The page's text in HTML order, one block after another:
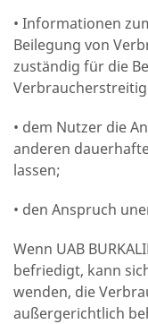
• Informationen
Beilegung von
zuständig für die
• dem Nutzer die
anderen
lassen;
• den Anspruch
Wenn UAB
befriedigt, kann
wenden, die
außergerichtlich